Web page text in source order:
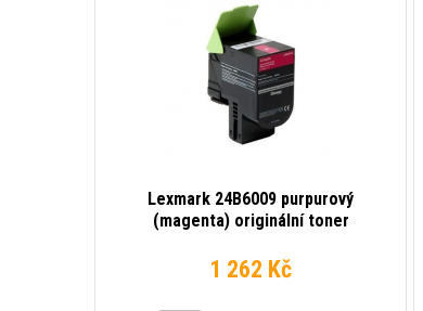
Lexmark 24B6009 purpurový
(magenta) originální toner
1 262 Kč